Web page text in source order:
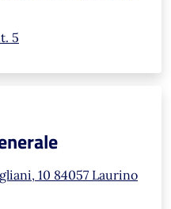
5
10 84057 Laurino